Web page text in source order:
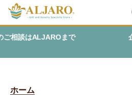
企業PRの販促品オリジナル商
ホーム